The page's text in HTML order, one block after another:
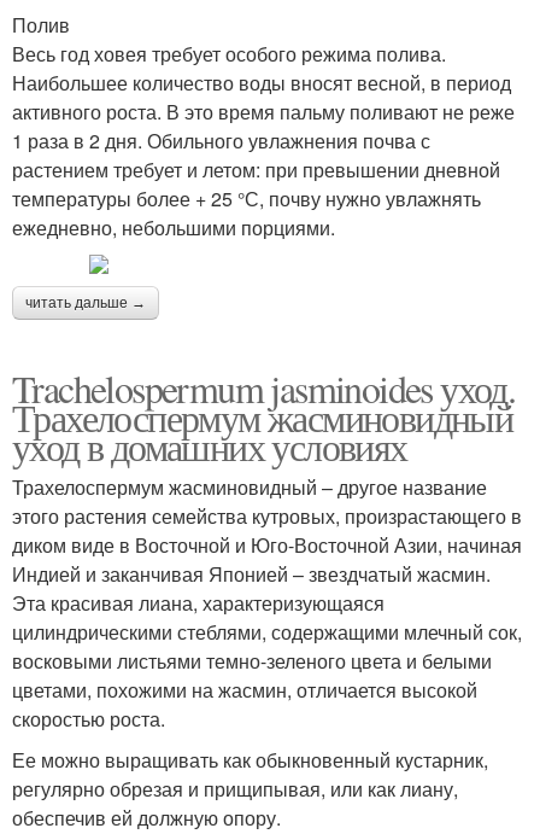
Полив
Весь год ховея требует особого режима полива.
Наибольшее количество воды вносят весной, в период
активного роста. В это время пальму поливают не реже
1 раза в 2 дня. Обильного увлажнения почва с
растением требует и летом: при превышении дневной
температуры более + 25 °С, почву нужно увлажнять
ежедневно, небольшими порциями.
читать дальше →
Trachelospermum jasminoides уход.
Трахелоспермум жасминовидный
уход в домашних условиях
Трахелоспермум жасминовидный – другое название
этого растения семейства кутровых, произрастающего в
диком виде в Восточной и Юго-Восточной Азии, начиная
Индией и заканчивая Японией – звездчатый жасмин.
Эта красивая лиана, характеризующаяся
цилиндрическими стеблями, содержащими млечный сок,
восковыми листьями темно-зеленого цвета и белыми
цветами, похожими на жасмин, отличается высокой
скоростью роста.
Ее можно выращивать как обыкновенный кустарник,
регулярно обрезая и прищипывая, или как лиану,
обеспечив ей должную опору.